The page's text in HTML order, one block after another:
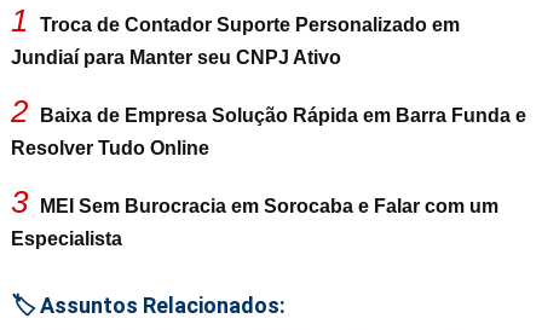
1
Troca de Contador Suporte Personalizado em
Jundiaí para Manter seu CNPJ Ativo
2
Baixa de Empresa Solução Rápida em Barra Funda e
Resolver Tudo Online
3
MEI Sem Burocracia em Sorocaba e Falar com um
Especialista
🏷️ Assuntos Relacionados: